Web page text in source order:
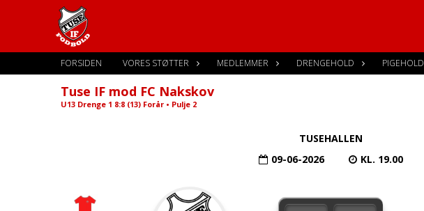
FORSIDEN VORES STØTTER MEDLEMMER DRENGEHOLD PIGEHOLD
Tuse IF mod FC Nakskov
U13 Drenge 1 8:8 (13) Forår • Pulje 2
TUSEHALLEN
09-06-2026
KL. 19.00